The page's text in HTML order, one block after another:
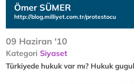
Ömer SÜMER
http://blog.milliyet.com.tr/protestocu
09 Haziran '10
Kategori Siyaset
Türkiyede hukuk var mı? Hukuk